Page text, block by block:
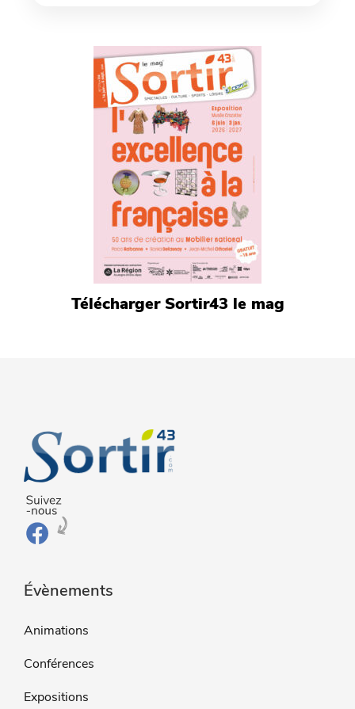
Télécharger Sortir43 le mag
Évènements
Animations
Conférences
Expositions